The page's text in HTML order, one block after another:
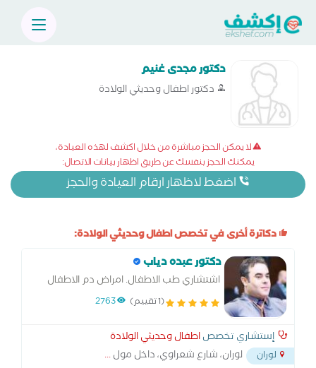
دكتور مجدى غنيم
دكتور اطفال وحديثي الولادة
لا يمكن الحجز مباشرة من خلال اكشف لهذه العيادة،
يمكنك الحجز بنفسك عن طريق اظهار بيانات الاتصال:
اضغط لاظهار ارقام العيادة والحجز
دكاترة أخرى في تخصص اطفال وحديثي الولادة:
دكتور عبده دياب
اشتشاري طب الاطفال. امراض دم الاطفال
(1 تقييم) 2763
إستشاري تخصصاطفال وحديثي الولادة
لوران لوران، شارع شعراوي، داخل مول...